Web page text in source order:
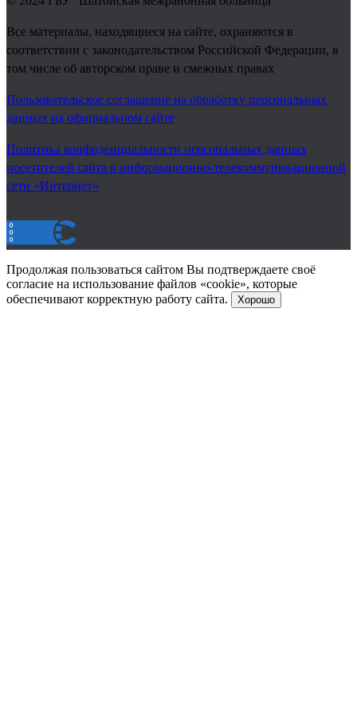
Все материалы, находящиеся на сайте, охраняются в
соответствии с законодательством Российской Федерации, в
том числе об авторском праве и смежных правах
Пользовательское соглашение на обработку персональных
данных на официальном сайте
Политика конфиденциальности персональных данных
посетителей сайта в информационно-телекоммуникационной
сети «Интернет»
Продолжая пользоваться сайтом Вы подтверждаете своё
согласие на использование файлов «cookie», которые
обеспечивают корректную работу сайта.
Хорошо